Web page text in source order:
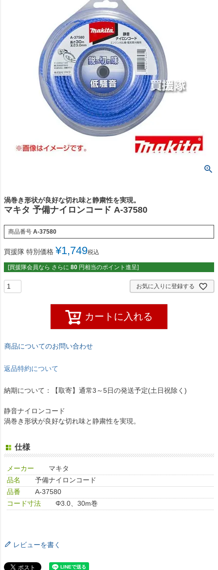
渦巻き形状が良好な切れ味と静粛性を実現。
マキタ 予備ナイロンコード A-37580
商品番号 A-37580
買援隊 特別価格 ¥1,749税込
[買援隊会員なら さらに 80 円相当のポイント進呈]
お気に入りに登録する
カートに入れる
商品についてのお問い合わせ
返品特約について
納期について：【取寄】通常3～5日の発送予定(土日祝除く)
静音ナイロンコード
渦巻き形状が良好な切れ味と静粛性を実現。
仕様
メーカー
マキタ
品名
予備ナイロンコード
品番
A-37580
コード寸法
Φ3.0、30m巻
レビューを書く